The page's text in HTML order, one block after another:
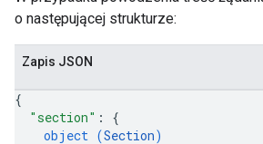
o następującej strukturze:
Zapis JSON
{
"section" : {
object (Section)